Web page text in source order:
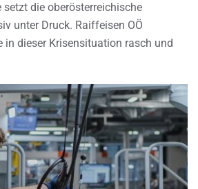
setzt die oberösterreichische
unter Druck. Raiffeisen OÖ
in dieser Krisensituation rasch und